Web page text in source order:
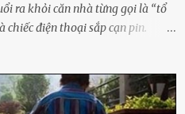
ra khỏi căn nhà từng gọi là “tổ
chiếc điện thoại sắp cạn pin.
nuôi một cái thân bất tài chỉ biết
cánh cửa trước mặt tôi.